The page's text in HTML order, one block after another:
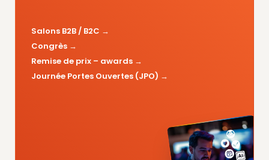
Salons B2B / B2C
Congrès
Remise de prix – awards
Journée Portes Ouvertes (JPO)